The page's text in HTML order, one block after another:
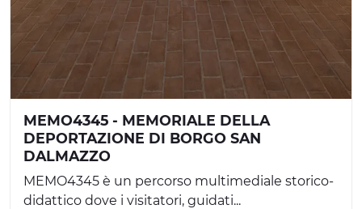
MEMO4345 - MEMORIALE DELLA
DEPORTAZIONE DI BORGO SAN
DALMAZZO
MEMO4345 è un percorso multimediale storico-
didattico dove i visitatori, guidati...